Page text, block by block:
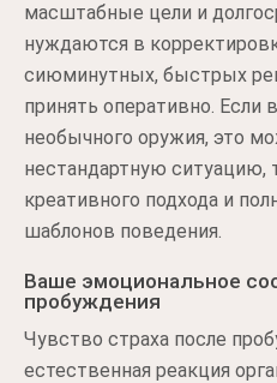
масштабные цели и
нуждаются в
сиюминутных, быстрых
принять оперативно. Если
необычного оружия, это
нестандартную
креативного подхода и
шаблонов поведения.
Ваше эмоциональное
пробуждения
Чувство страха после
естественная реакция